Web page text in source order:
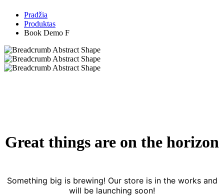
Pradžia
Produktas
Book Demo F
Great things are on the horizon
Something big is brewing! Our store is in the works and
will be launching soon!